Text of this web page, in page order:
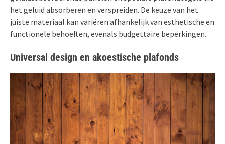
het geluid absorberen en verspreiden. De keuze van het
juiste materiaal kan variëren afhankelijk van esthetische en
functionele behoeften, evenals budgettaire beperkingen.
Universal design en akoestische plafonds